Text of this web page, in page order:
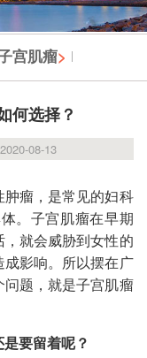
宫肌瘤> |
何选择？
08-13
肿瘤，是常见的妇科
。子宫肌瘤在早期
就会威胁到女性的
成影响。所以摆在广
问题，就是子宫肌瘤
要留着呢？